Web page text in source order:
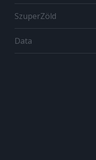
SzuperZöld
Data